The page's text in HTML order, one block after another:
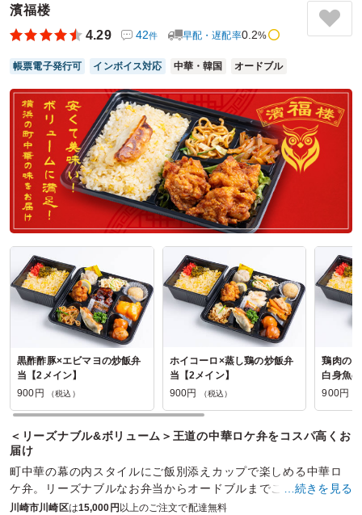
ています。揚げ物はほとんどの方が好きですが、量が多すぎ
た。またぜひ利用したいと思います。
ご利用シーン： －
神奈川県川崎市川崎区東扇島2025/12/19
横濱うお時の口コミをもっと見る
濱福楼
4.29
42件 早配・遅配率0.2%
帳票電子発行可 インボイス対応 中華・韓国 オードブル
黒酢酢豚×エビマヨの炒飯弁
当【2メイン】
900円
（税込）
ホイコーロ×蒸し鶏の炒飯弁
当【2メイン】
900円
（税込）
鶏肉の
白身魚
【2メイ
900円
＜リーズナブル&ボリューム＞王道の中華ロケ弁をコスパ高くお
届け
町中華の幕の内スタイルにご飯別添えカップで楽しめる中華ロ
ケ弁。リーズナブルなお弁当からオードブルまでご用意。ロ
ケ・会議・セミナーなど様々なシチュエーションにオススメ◎
…続きを見る
川崎市川崎区は15,000円 以上のご注文で配達無料